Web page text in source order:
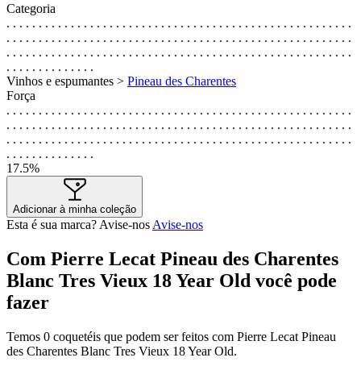
Categoria
. . . . . . . . . . . . . . . . . . . . . . . . . . . . . . . . . . . . . . . . . . . . . . . . . . . . . .
. . . . . . . . . . . . . . . . . . . . . . . . . . . . . . . . . . . . . . . . . . . . . . . . . . . . . .
. . . . . . . . . . . . . . . . . . . . . . . . . . . . . . . . . . . . . . . . . . . . . . . . . . . . . .
. . . . . . . . . . . . . .
Vinhos e espumantes > Pineau des Charentes
Força
. . . . . . . . . . . . . . . . . . . . . . . . . . . . . . . . . . . . . . . . . . . . . . . . . . . . . .
. . . . . . . . . . . . . . . . . . . . . . . . . . . . . . . . . . . . . . . . . . . . . . . . . . . . . .
. . . . . . . . . . . . . . . . . . . . . . . . . . . . . . . . . . . . . . . . . . . . . . . . . . . . . .
. . . . . . . . . . . . . .
17.5%
Adicionar à minha coleção
Esta é sua marca? Avise-nos Avise-nos
Com Pierre Lecat Pineau des Charentes
Blanc Tres Vieux 18 Year Old você pode
fazer
Temos 0 coquetéis que podem ser feitos com Pierre Lecat Pineau
des Charentes Blanc Tres Vieux 18 Year Old.